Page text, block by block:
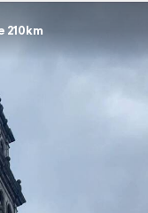
210km